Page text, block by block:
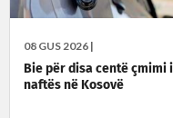
08 GUS 2026 |
Bie për disa centë çmimi i
naftës në Kosovë